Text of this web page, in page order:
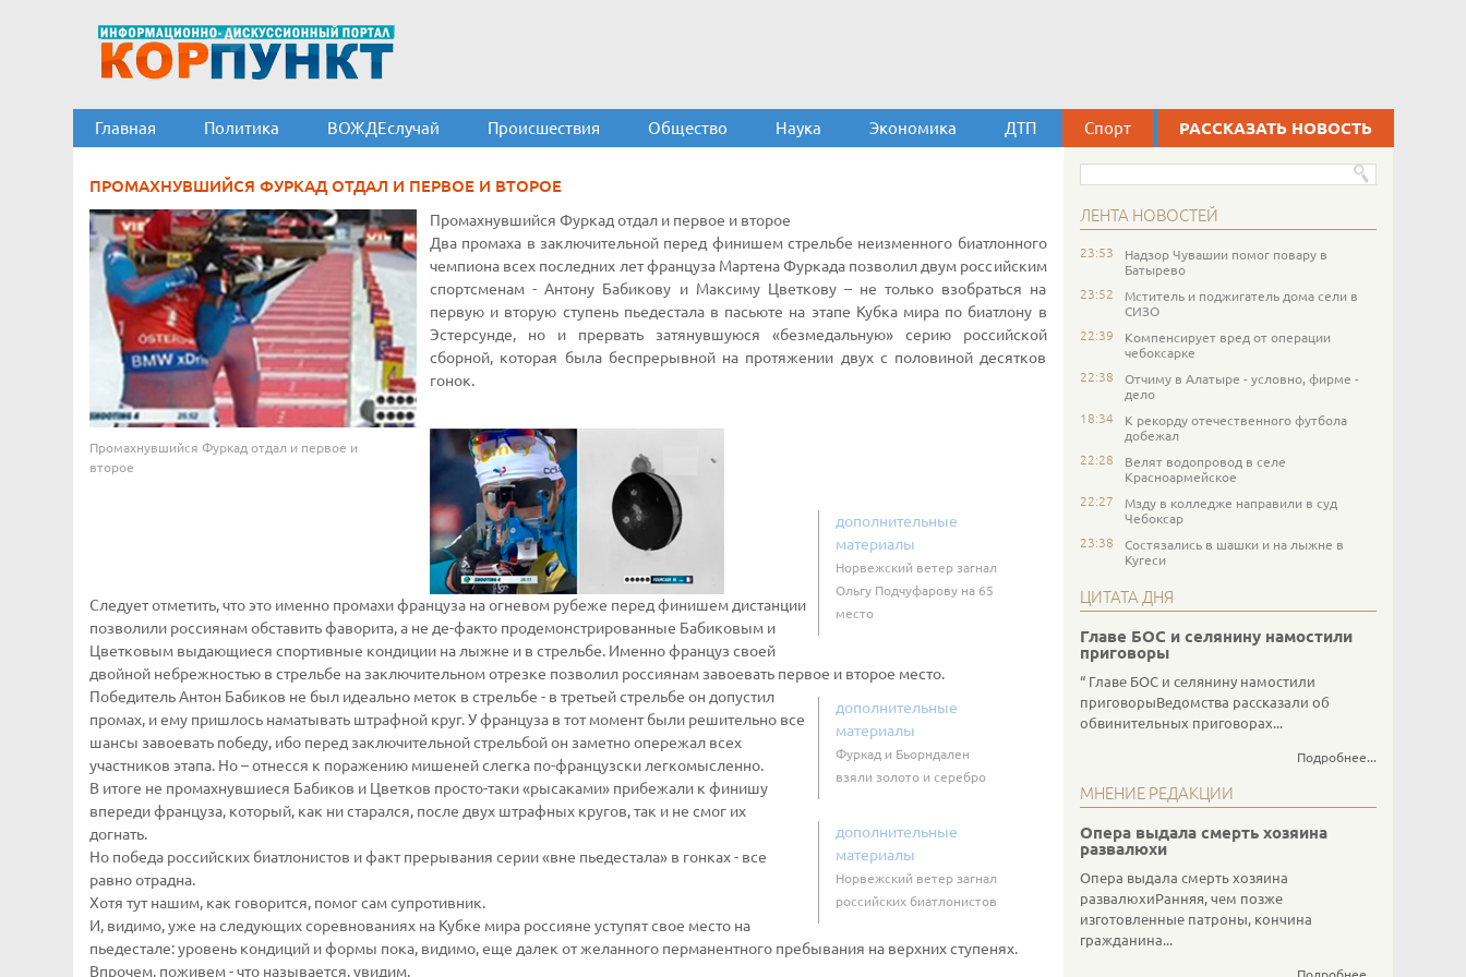
Главная Политика ВОЖДЕслучай Происшествия Общество Наука Экономика ДТП Спорт РАССКАЗАТЬ НОВОСТЬ
ПРОМАХНУВШИЙСЯ ФУРКАД ОТДАЛ И ПЕРВОЕ И ВТОРОЕ
Промахнувшийся Фуркад отдал и первое и
второе
Промахнувшийся Фуркад отдал и первое и второе
Два промаха в заключительной перед финишем стрельбе неизменного биатлонного
чемпиона всех последних лет француза Мартена Фуркада позволил двум российским
спортсменам - Антону Бабикову и Максиму Цветкову – не только взобраться на
первую и вторую ступень пьедестала в пасьюте на этапе Кубка мира по биатлону в
Эстерсунде, но и прервать затянувшуюся «безмедальную» серию российской
сборной, которая была беспрерывной на протяжении двух с половиной десятков
гонок.
дополнительные
материалы
Норвежский ветер загнал
Ольгу Подчуфарову на 65
место
Следует отметить, что это именно промахи француза на огневом рубеже перед финишем дистанции
позволили россиянам обставить фаворита, а не де-факто продемонстрированные Бабиковым и
Цветковым выдающиеся спортивные кондиции на лыжне и в стрельбе. Именно француз своей
двойной небрежностью в стрельбе на заключительном отрезке позволил россиянам завоевать первое и второе место.
дополнительные
материалы
Фуркад и Бьорндален
взяли золото и серебро
Победитель Антон Бабиков не был идеально меток в стрельбе - в третьей стрельбе он допустил
промах, и ему пришлось наматывать штрафной круг. У француза в тот момент были решительно все
шансы завоевать победу, ибо перед заключительной стрельбой он заметно опережал всех
участников этапа. Но – отнесся к поражению мишеней слегка по-французски легкомысленно.
дополнительные
материалы
Норвежский ветер загнал
российских биатлонистов
В итоге не промахнувшиеся Бабиков и Цветков просто-таки «рысаками» прибежали к финишу
впереди француза, который, как ни старался, после двух штрафных кругов, так и не смог их
догнать.
Но победа российских биатлонистов и факт прерывания серии «вне пьедестала» в гонках - все
равно отрадна.
Хотя тут нашим, как говорится, помог сам супротивник.
И, видимо, уже на следующих соревнованиях на Кубке мира россияне уступят свое место на
пьедестале: уровень кондиций и формы пока, видимо, еще далек от желанного перманентного пребывания на верхних ступенях.
Впрочем, поживем - что называется, увидим.
ЛЕНТА НОВОСТЕЙ
23:53
Надзор Чувашии помог повару в
Батырево
23:52
Мститель и поджигатель дома сели в
СИЗО
22:39
Компенсирует вред от операции
чебоксарке
22:38
Отчиму в Алатыре - условно, фирме -
дело
18:34
К рекорду отечественного футбола
добежал
22:28
Велят водопровод в селе
Красноармейское
22:27
Мзду в колледже направили в суд
Чебоксар
23:38
Состязались в шашки и на лыжне в
Кугеси
ЦИТАТА ДНЯ
Главе БОС и селянину намостили
приговоры
Главе БОС и селянину намостили
приговорыВедомства рассказали об
обвинительных приговорах...
Подробнее...
МНЕНИЕ РЕДАКЦИИ
Опера выдала смерть хозяина
развалюхи
Опера выдала смерть хозяина
развалюхиРанняя, чем позже
изготовленные патроны, кончина
гражданина...